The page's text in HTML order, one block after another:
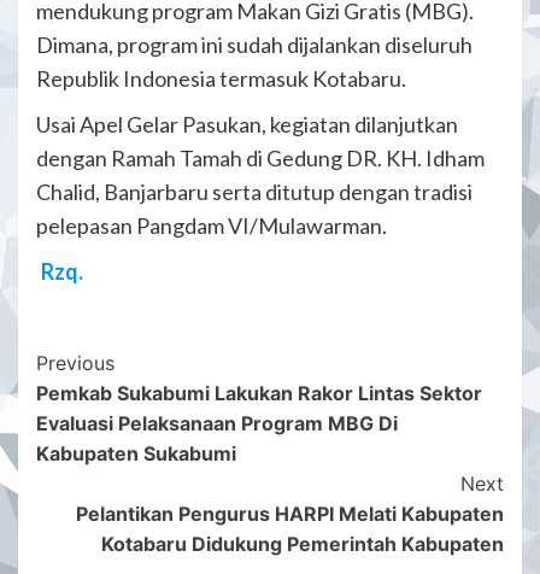
mendukung program Makan Gizi Gratis (MBG).
Dimana, program ini sudah dijalankan diseluruh
Republik Indonesia termasuk Kotabaru.
Usai Apel Gelar Pasukan, kegiatan dilanjutkan
dengan Ramah Tamah di Gedung DR. KH. Idham
Chalid, Banjarbaru serta ditutup dengan tradisi
pelepasan Pangdam VI/Mulawarman.
Rzq.
Post
Navigation
Previous
Pemkab Sukabumi Lakukan Rakor Lintas Sektor
Evaluasi Pelaksanaan Program MBG Di
Kabupaten Sukabumi
Next
Pelantikan Pengurus HARPI Melati Kabupaten
Kotabaru Didukung Pemerintah Kabupaten